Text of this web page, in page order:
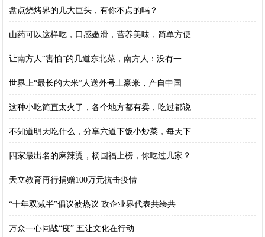
盘点烧烤界的几大巨头，有你不点的吗？
山药可以这样吃，口感嫩滑，营养美味，简单方便
让南方人“害怕”的几道东北菜，南方人：没有一
世界上“最长的大米”人送外号土豪米，产自中国
这种小吃简直太火了，各个地方都有卖，吃过都说
不知道明天吃什么，分享六道下饭小炒菜，每天下
四家最出名的麻辣烫，杨国福上榜，你吃过几家？
天立教育再行捐赠100万元抗击疫情
“十年双减半”倡议被热议 政企业界代表共绘共
万众一心同战“疫” 五让文化在行动